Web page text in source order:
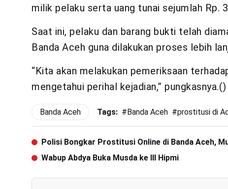
milik pelaku serta uang tunai sejumlah Rp.
Saat ini, pelaku dan barang bukti telah
Banda Aceh guna dilakukan proses lebih
“Kita akan melakukan pemeriksaan
mengetahui perihal kejadian,” pungkasnya.()
Banda Aceh Tags: # Banda Aceh #prostitusi di
Polisi Bongkar Prostitusi Online di Banda Aceh,
Wabup Abdya Buka Musda ke III Hipmi